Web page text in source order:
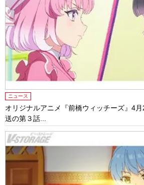
ニュース
オリジナルアニメ『前橋ウィッチーズ』4
送の第３話...